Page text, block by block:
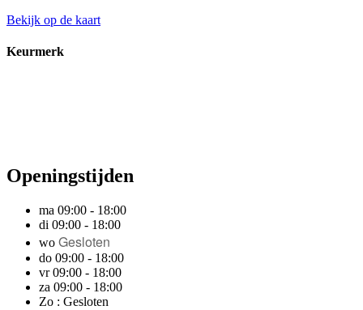
Bekijk op de kaart
Keurmerk
Openingstijden
ma 09:00 - 18:00
di 09:00 - 18:00
wo Gesloten
do 09:00 - 18:00
vr 09:00 - 18:00
za 09:00 - 18:00
Zo : Gesloten